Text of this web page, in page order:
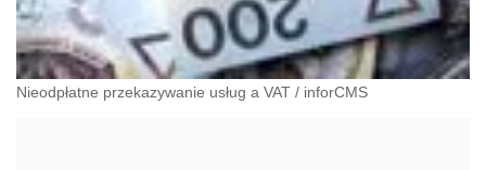
Nieodpłatne przekazywanie usług a VAT / inforCMS